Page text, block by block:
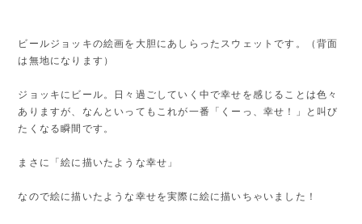
ビールジョッキの絵画を大胆にあしらったスウェットです。（背面
は無地になります）
ジョッキにビール。日々過ごしていく中で幸せを感じることは色々
ありますが、なんといってもこれが一番「くーっ、幸せ！」と叫び
たくなる瞬間です。
まさに「絵に描いたような幸せ」
なので絵に描いたような幸せを実際に絵に描いちゃいました！